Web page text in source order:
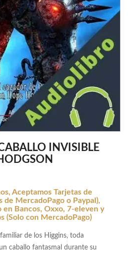
INVISIBLE
Aceptamos Tarjetas de
MercadoPago o Paypal),
Bancos, Oxxo, 7-eleven y
(Solo con MercadoPago)
de los Higgins, toda
caballo fantasmal durante su